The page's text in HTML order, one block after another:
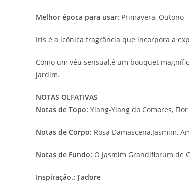
Melhor época para usar: Primavera, Outono
Iris é a icônica fragrância que incorpora a
Como um véu sensual,é um bouquet
jardim.
NOTAS OLFATIVAS
Notas de Topo: Ylang-Ylang do Comores,
Notas de Corpo: Rosa Damascena,Jasmim,
Notas de Fundo: O Jasmim Grandiflorum de
Inspiração.: J’adore